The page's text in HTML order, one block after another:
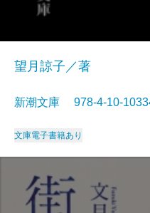
望月諒子／著
新潮文庫 978-4-10-
文庫電子書籍あり